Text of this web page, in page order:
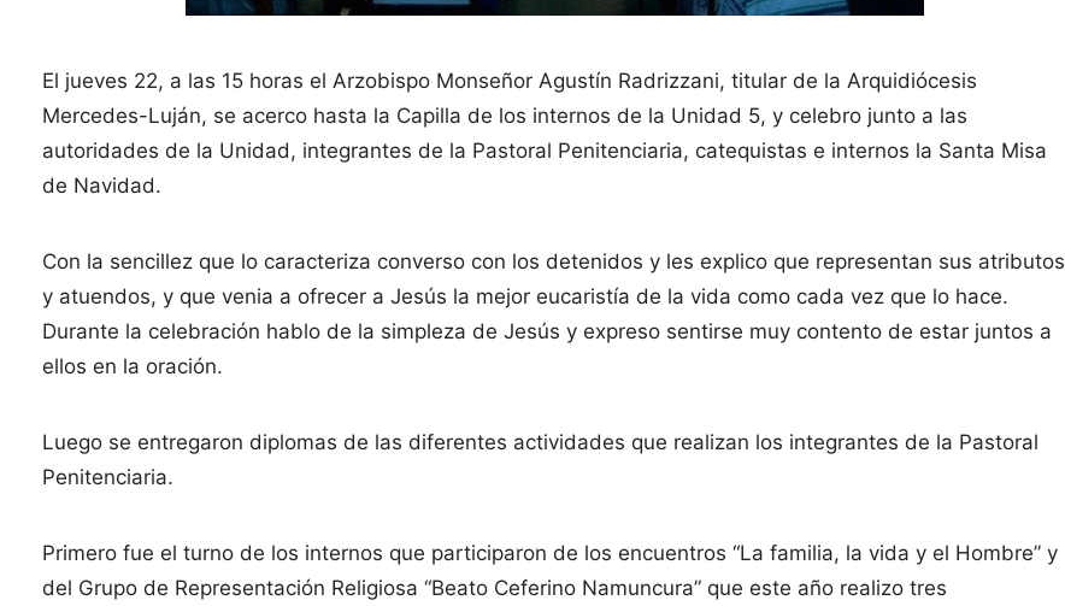
El jueves 22, a las 15 horas el Arzobispo Monseñor Agustín Radrizzani, titular de la Arquidiócesis
Mercedes-Luján, se acerco hasta la Capilla de los internos de la Unidad 5, y celebro junto a las
autoridades de la Unidad, integrantes de la Pastoral Penitenciaria, catequistas e internos la Santa Misa
de Navidad.
Con la sencillez que lo caracteriza converso con los detenidos y les explico que representan sus atributos
y atuendos, y que venia a ofrecer a Jesús la mejor eucaristía de la vida como cada vez que lo hace.
Durante la celebración hablo de la simpleza de Jesús y expreso sentirse muy contento de estar juntos a
ellos en la oración.
Luego se entregaron diplomas de las diferentes actividades que realizan los integrantes de la Pastoral
Penitenciaria.
Primero fue el turno de los internos que participaron de los encuentros “La familia, la vida y el Hombre” y
del Grupo de Representación Religiosa “Beato Ceferino Namuncura” que este año realizo tres